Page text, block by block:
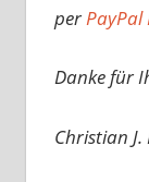
perPayPal
Danke für
Christian J.